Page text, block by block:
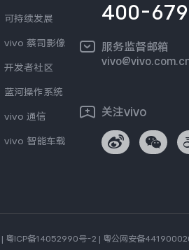
可持续发展
vivo 蔡司影像
开发者社区
蓝河操作系统
vivo 通信
vivo 智能车载
400-
服务监督邮箱
关注vivo
| 粤ICP备14052990号-2 | 粤公网安备